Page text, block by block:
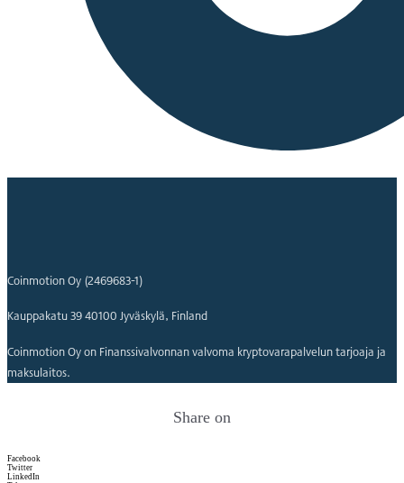
Coinmotion Oy (2469683-1)
Kauppakatu 39 40100 Jyväskylä, Finland
Coinmotion Oy on Finanssivalvonnan valvoma kryptovarapalvelun tarjoaja ja
maksulaitos.
Share on
Facebook
Twitter
LinkedIn